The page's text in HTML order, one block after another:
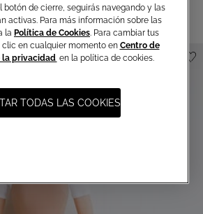
Vestido Largo Felce
€ 99,00 € 190,00 -48%
botón de cierre, seguirás navegando y las
activas. Para más información sobre las
la Política de Cookies. Para cambiar tus
en cualquier momento en Centro de
la privacidad en la política de cookies.
TODAS LAS COOKIES